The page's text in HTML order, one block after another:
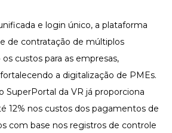
e login único, a plataforma
de contratação de múltiplos
custos para as empresas,
a digitalização de PMEs.
SuperPortal da VR já proporciona
12% nos custos dos pagamentos de
com base nos registros de controle